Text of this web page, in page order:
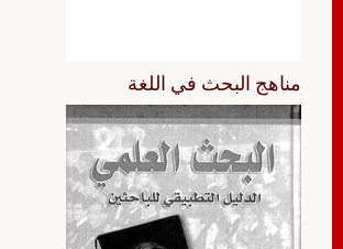
مناهج البحث في اللغة